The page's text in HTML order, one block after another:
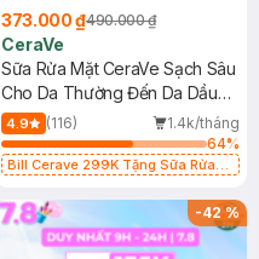
373.000 ₫490.000 ₫
CeraVe
Sữa Rửa Mặt CeraVe Sạch Sâu
Cho Da Thường Đến Da Dầu
473ml
4.9 (116)
1.4k/tháng
64%
Bill Cerave 299K Tặng Sữa Rửa
-42%